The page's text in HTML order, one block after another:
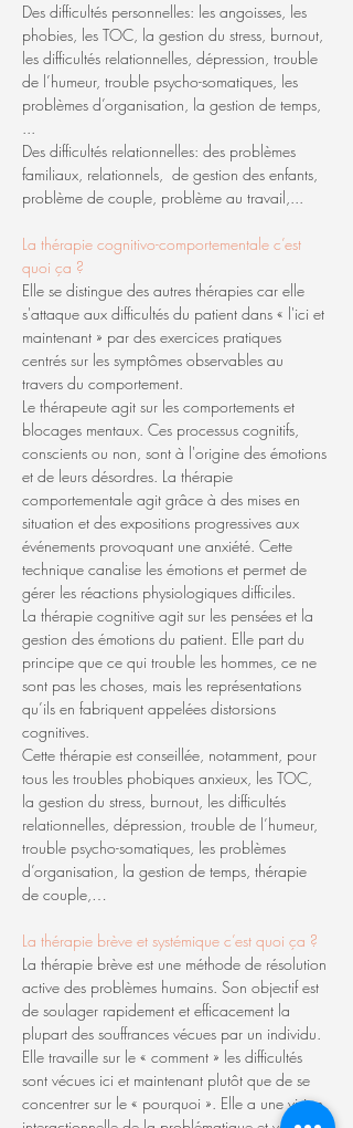
Des difficultés personnelles: les angoisses, les
phobies, les TOC, la gestion du stress, burnout,
les difficultés relationnelles, dépression, trouble
de l’humeur, trouble psycho-somatiques, les
problèmes d’organisation, la gestion de temps,
...
Des difficultés relationnelles: des problèmes
familiaux, relationnels,  de gestion des enfants,
problème de couple, problème au travail,...
La thérapie cognitivo-comportementale c’est
quoi ça ?
Elle se distingue des autres thérapies car elle
s'attaque aux difficultés du patient dans « l'ici et
maintenant » par des exercices pratiques
centrés sur les symptômes observables au
travers du comportement.
Le thérapeute agit sur les comportements et
blocages mentaux. Ces processus cognitifs,
conscients ou non, sont à l'origine des émotions
et de leurs désordres. La thérapie
comportementale agit grâce à des mises en
situation et des expositions progressives aux
événements provoquant une anxiété. Cette
technique canalise les émotions et permet de
gérer les réactions physiologiques difficiles.
La thérapie cognitive agit sur les pensées et la
gestion des émotions du patient. Elle part du
principe que ce qui trouble les hommes, ce ne
sont pas les choses, mais les représentations
qu’ils en fabriquent appelées distorsions
cognitives.
Cette thérapie est conseillée, notamment, pour
tous les troubles phobiques anxieux, les TOC,
la gestion du stress, burnout, les difficultés
relationnelles, dépression, trouble de l’humeur,
trouble psycho-somatiques, les problèmes
d’organisation, la gestion de temps, thérapie
de couple,…
La thérapie brève et systémique c’est quoi ça ?
La thérapie brève est une méthode de résolution
active des problèmes humains. Son objectif est
de soulager rapidement et efficacement la
plupart des souffrances vécues par un individu.
Elle travaille sur le « comment » les difficultés
sont vécues ici et maintenant plutôt que de se
concentrer sur le « pourquoi ». Elle a une vision